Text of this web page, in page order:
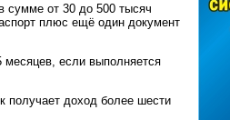
сумме от 30 до 500 тысяч
плюс ещё один документ
если выполняется
получает доход более шести